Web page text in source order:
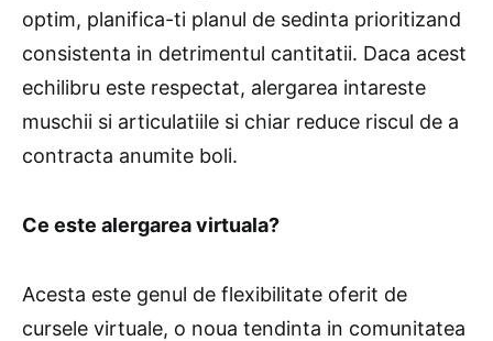
optim, planifica-ti planul de sedinta prioritizand
consistenta in detrimentul cantitatii. Daca acest
echilibru este respectat, alergarea intareste
muschii si articulatiile si chiar reduce riscul de a
contracta anumite boli.
Ce este alergarea virtuala?
Acesta este genul de flexibilitate oferit de
cursele virtuale, o noua tendinta in comunitatea